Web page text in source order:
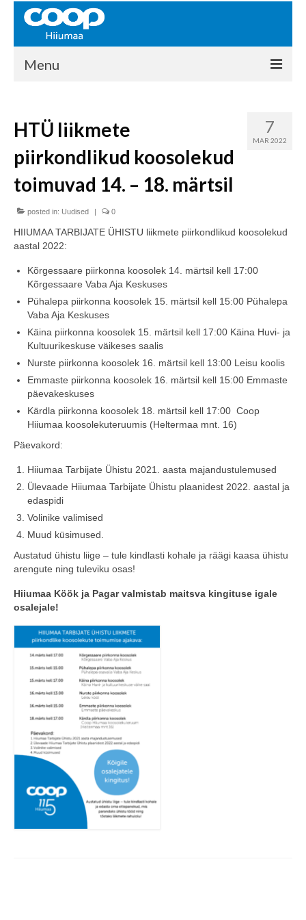
Menu
Kontakt
Liikmed
Ajalugu
KAUPLUSED
EHITUSKESKUS
KAUBAMAJA
KAMPAANIAD
COOP KLIENDIKAART
PAKUME TÖÖD
HIIUMAA KÖÖK JA PAGAR
MEIE PANUS
7
MAR 2022
HTÜ liikmete
piirkondlikud koosolekud
toimuvad 14. – 18. märtsil
posted in: Uudised | 0
HIIUMAA TARBIJATE ÜHISTU liikmete piirkondlikud koosolekud
aastal 2022:
Kõrgessaare piirkonna koosolek 14. märtsil kell 17:00
Kõrgessaare Vaba Aja Keskuses
Pühalepa piirkonna koosolek 15. märtsil kell 15:00 Pühalepa
Vaba Aja Keskuses
Käina piirkonna koosolek 15. märtsil kell 17:00 Käina Huvi- ja
Kultuurikeskuse väikeses saalis
Nurste piirkonna koosolek 16. märtsil kell 13:00 Leisu koolis
Emmaste piirkonna koosolek 16. märtsil kell 15:00 Emmaste
päevakeskuses
Kärdla piirkonna koosolek 18. märtsil kell 17:00 Coop
Hiiumaa koosolekuteruumis (Heltermaa mnt. 16)
Päevakord:
Hiiumaa Tarbijate Ühistu 2021. aasta majandustulemused
Ülevaade Hiiumaa Tarbijate Ühistu plaanidest 2022. aastal ja
edaspidi
Volinike valimised
Muud küsimused.
Austatud ühistu liige – tule kindlasti kohale ja räägi kaasa ühistu
arengute ning tuleviku osas!
Hiiumaa Köök ja Pagar valmistab maitsva kingituse igale
osalejale!